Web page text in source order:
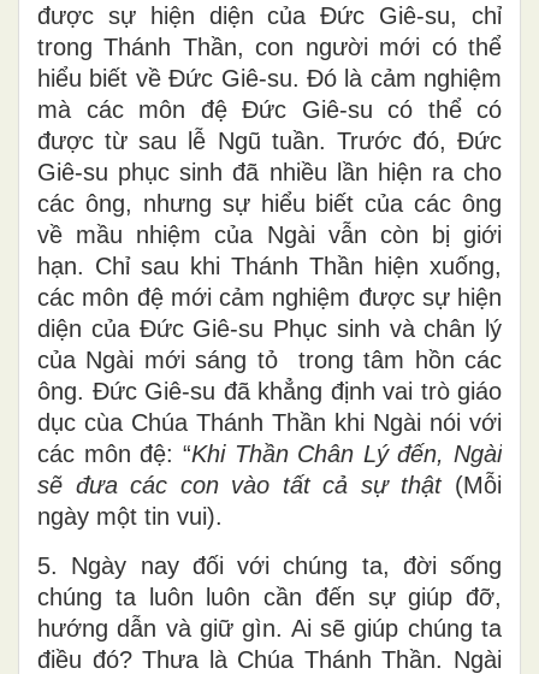
được sự hiện diện của Đức Giê-su, chỉ
trong Thánh Thần, con người mới có thể
hiểu biết về Đức Giê-su. Đó là cảm nghiệm
mà các môn đệ Đức Giê-su có thể có
được từ sau lễ Ngũ tuần. Trước đó, Đức
Giê-su phục sinh đã nhiều lần hiện ra cho
các ông, nhưng sự hiểu biết của các ông
về mầu nhiệm của Ngài vẫn còn bị giới
hạn. Chỉ sau khi Thánh Thần hiện xuống,
các môn đệ mới cảm nghiệm được sự hiện
diện của Đức Giê-su Phục sinh và chân lý
của Ngài mới sáng tỏ trong tâm hồn các
ông. Đức Giê-su đã khẳng định vai trò giáo
dục cùa Chúa Thánh Thần khi Ngài nói với
các môn đệ: “Khi Thần Chân Lý đến, Ngài
sẽ đưa các con vào tất cả sự thật(Mỗi
ngày một tin vui).
5. Ngày nay đối với chúng ta, đời sống
chúng ta luôn luôn cần đến sự giúp đỡ,
hướng dẫn và giữ gìn. Ai sẽ giúp chúng ta
điều đó? Thưa là Chúa Thánh Thần. Ngài